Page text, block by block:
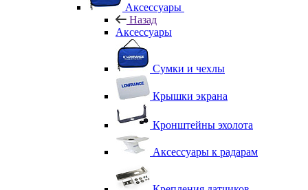
Аксессуары
Назад
Аксессуары
Сумки и чехлы
Крышки экрана
Кронштейны эхолота
Аксессуары к радарам